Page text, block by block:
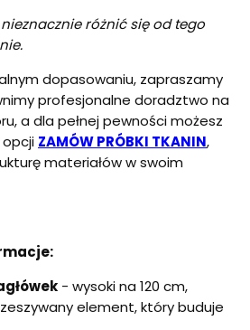
różnić się od tego
dopasowaniu, zapraszamy
profesjonalne doradztwo na
a dla pełnej pewności możesz
ZAMÓW PRÓBKI TKANIN,
materiałów w swoim
- wysoki na 120 cm,
element, który buduje